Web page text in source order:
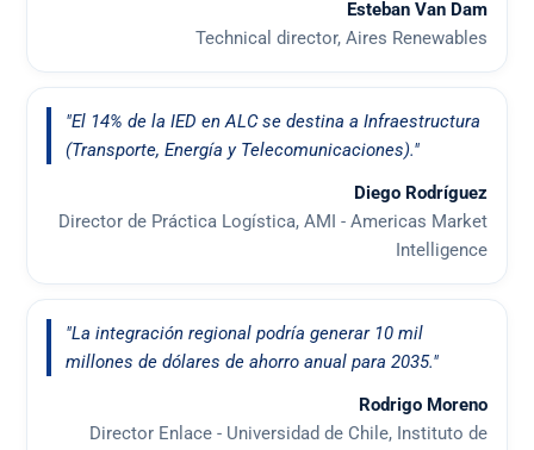
Esteban Van Dam
Technical director, Aires Renewables
"El 14% de la IED en ALC se destina a Infraestructura
(Transporte, Energía y Telecomunicaciones)."
Diego Rodríguez
Director de Práctica Logística, AMI - Americas Market
Intelligence
"La integración regional podría generar 10 mil
millones de dólares de ahorro anual para 2035."
Rodrigo Moreno
Director Enlace - Universidad de Chile, Instituto de